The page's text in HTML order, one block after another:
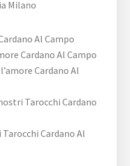
Al Campo
Cardano Al Campo
Cardano Al
Tarocchi Cardano
Tarocchi Cardano Al